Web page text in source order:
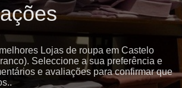
Lojas de roupa em Castelo
Seleccione a sua preferência e
e avaliações para confirmar que